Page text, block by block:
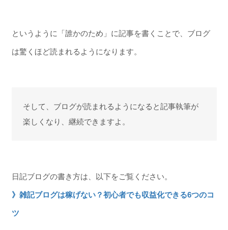
というように「誰かのため」に記事を書くことで、ブログ
は驚くほど読まれるようになります。
そして、ブログが読まれるようになると記事執筆が
楽しくなり、継続できますよ。
日記ブログの書き方は、以下をご覧ください。
》雑記ブログは稼げない？初心者でも収益化できる6つのコ
ツ